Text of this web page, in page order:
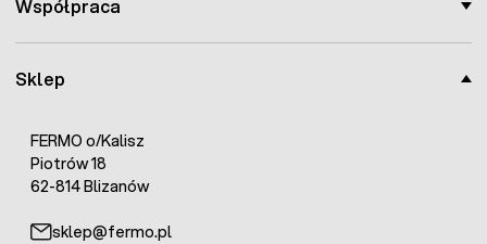
Sklep
FERMO o/Kalisz
Piotrów 18
62-814 Blizanów
sklep@fermo.pl
Współpraca